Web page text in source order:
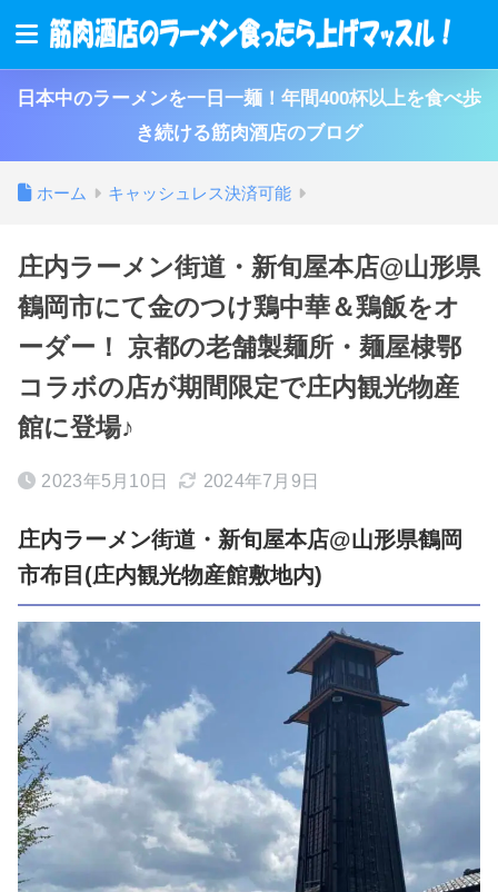
日本中のラーメンを一日一麺！年間400杯以上を食べ歩
き続ける筋肉酒店のブログ
ホーム キャッシュレス決済可能
庄内ラーメン街道・新旬屋本店@山形県
鶴岡市にて金のつけ鶏中華＆鶏飯をオ
ーダー！ 京都の老舗製麺所・麺屋棣鄂
コラボの店が期間限定で庄内観光物産
館に登場♪
2023年5月10日 2024年7月9日
庄内ラーメン街道・新旬屋本店@山形県鶴岡
市布目(庄内観光物産館敷地内)